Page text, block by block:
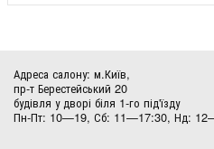
Адреса салону: м.Київ,
пр-т Берестейський 20
будівля у дворі біля 1-го під'їзду
Пн-Пт: 10—19, Сб: 11—17:30, Нд: